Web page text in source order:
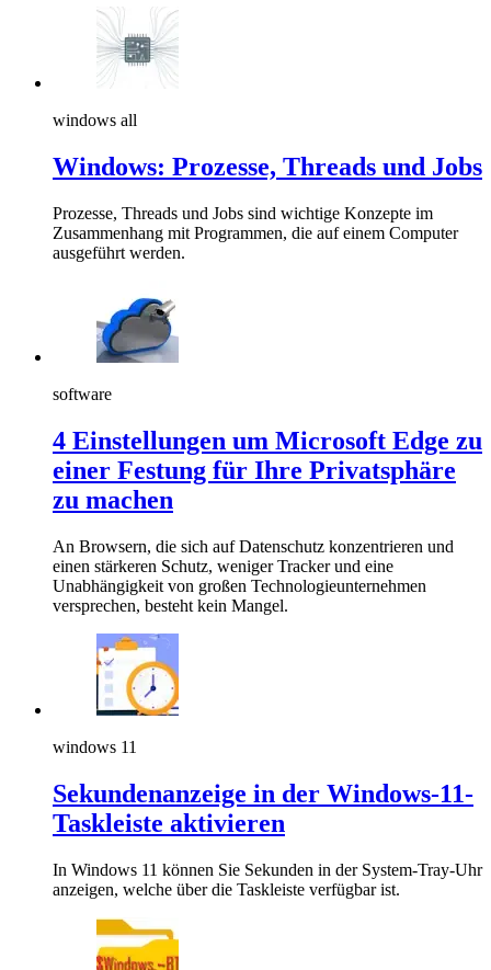
windows all
Windows: Prozesse, Threads und Jobs
Prozesse, Threads und Jobs sind wichtige Konzepte im
Zusammenhang mit Programmen, die auf einem Computer
ausgeführt werden.
software
4 Einstellungen um Microsoft Edge zu
einer Festung für Ihre Privatsphäre
zu machen
An Browsern, die sich auf Datenschutz konzentrieren und
einen stärkeren Schutz, weniger Tracker und eine
Unabhängigkeit von großen Technologieunternehmen
versprechen, besteht kein Mangel.
windows 11
Sekundenanzeige in der Windows-11-
Taskleiste aktivieren
In Windows 11 können Sie Sekunden in der System-Tray-Uhr
anzeigen, welche über die Taskleiste verfügbar ist.